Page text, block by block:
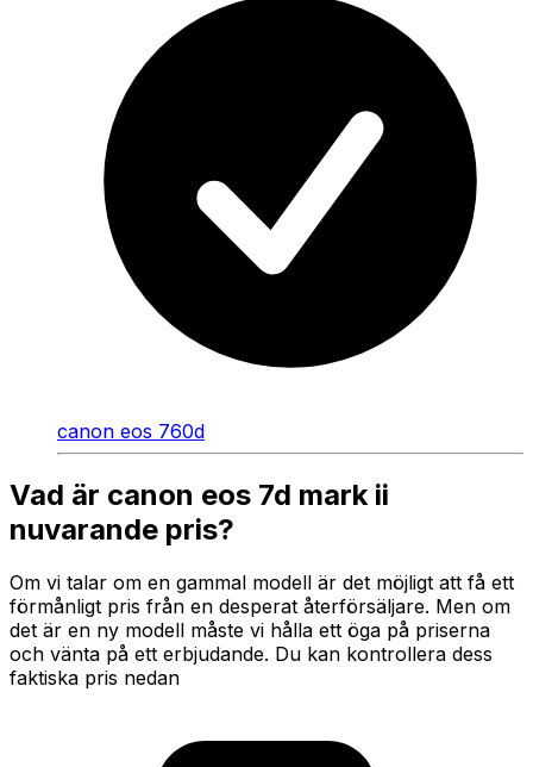
canon eos 760d
Vad är canon eos 7d mark ii
nuvarande pris?
Om vi talar om en gammal modell är det möjligt att få ett
förmånligt pris från en desperat återförsäljare. Men om
det är en ny modell måste vi hålla ett öga på priserna
och vänta på ett erbjudande. Du kan kontrollera dess
faktiska pris nedan